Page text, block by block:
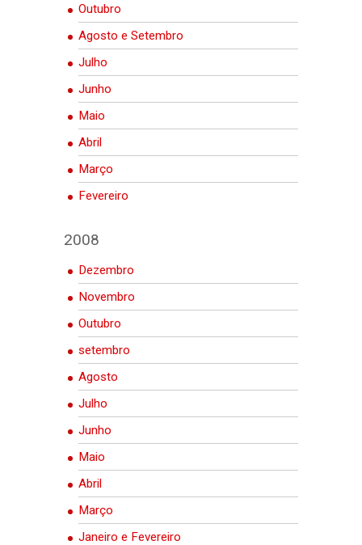
Outubro
Agosto e Setembro
Julho
Junho
Maio
Abril
Março
Fevereiro
2008
Dezembro
Novembro
Outubro
setembro
Agosto
Julho
Junho
Maio
Abril
Março
Janeiro e Fevereiro